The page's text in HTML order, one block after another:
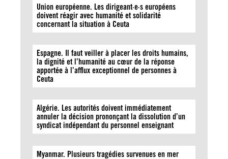
Union européenne. Les dirigeant·e·s européens
doivent réagir avec humanité et solidarité
concernant la situation à Ceuta
Espagne. Il faut veiller à placer les droits humains,
la dignité et l’humanité au cœur de la réponse
apportée à l’afflux exceptionnel de personnes à
Ceuta
Algérie. Les autorités doivent immédiatement
annuler la décision prononçant la dissolution d’un
syndicat indépendant du personnel enseignant
Myanmar. Plusieurs tragédies survenues en mer